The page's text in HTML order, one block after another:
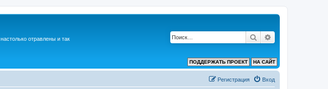
отравлены и так
Поиск
НА САЙТ
ПОДДЕРЖАТЬ ПРОЕКТ
Вход
Регистрация